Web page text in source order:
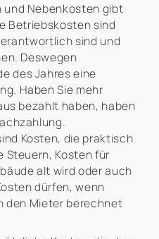
Nebenkosten gibt
Betriebskosten sind
sind und
Deswegen
des Jahres eine
Haben Sie mehr
bezahlt haben, haben
Kosten, die praktisch
Kosten für
alt wird oder auch
dürfen, wenn
den Mieter berechnet